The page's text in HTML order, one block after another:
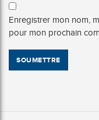
Enregistrer mon nom,
pour mon prochain